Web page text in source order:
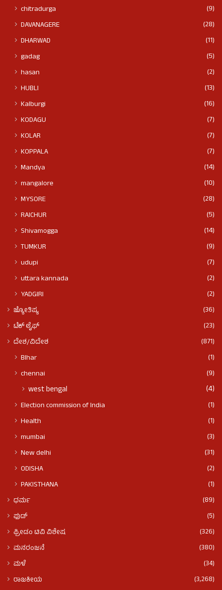
chitradurga
(9)
DAVANAGERE
(28)
DHARWAD
(11)
gadag
(5)
hasan
(2)
HUBLI
(13)
Kalburgi
(16)
KODAGU
(7)
KOLAR
(7)
KOPPALA
(7)
Mandya
(14)
mangalore
(10)
MYSORE
(28)
RAICHUR
(5)
Shivamogga
(14)
TUMKUR
(9)
udupi
(7)
uttara kannada
(2)
YADGIRI
(2)
ಜ್ಯೋತಿಷ್ಯ
(36)
ಟೆಕ್ ಲೈಫ್
(23)
ದೇಶ/ವಿದೇಶ
(871)
BIhar
(1)
chennai
(9)
west bengal (4)
Election commission of India
(1)
Health
(1)
mumbai
(3)
New delhi
(31)
ODISHA
(2)
PAKISTHANA
(1)
ಧರ್ಮ
(89)
ಫುಡ್​​
(5)
ಫ್ರೀಡಂ ಟಿವಿ ವಿಶೇಷ
(326)
ಮನರಂಜನೆ
(380)
ಮಳೆ
(34)
ರಾಜಕೀಯ
(3,268)